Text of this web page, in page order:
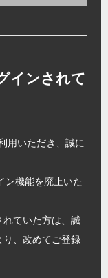
インされて
用いただき、誠に
機能を廃止いた
れていた方は、誠
、改めてご登録